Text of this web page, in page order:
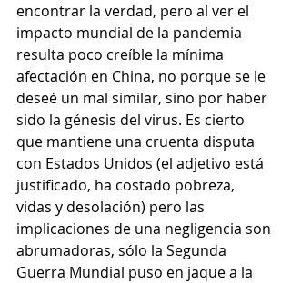
encontrar la verdad, pero al ver el
impacto mundial de la pandemia
resulta poco creíble la mínima
afectación en China, no porque se le
deseé un mal similar, sino por haber
sido la génesis del virus. Es cierto
que mantiene una cruenta disputa
con Estados Unidos (el adjetivo está
justificado, ha costado pobreza,
vidas y desolación) pero las
implicaciones de una negligencia son
abrumadoras, sólo la Segunda
Guerra Mundial puso en jaque a la